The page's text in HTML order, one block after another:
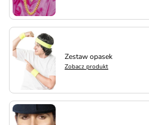
Zestaw opasek
Zobacz produkt